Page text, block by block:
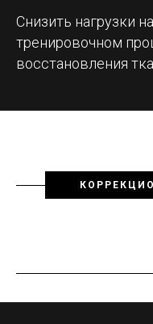
Снизить нагрузки
тренировочном
восстановления